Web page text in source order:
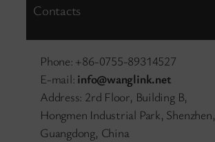
Contacts
Phone: +86-0755-89314527
E-mail: info@wanglink.net
Address: 2rd Floor, Building B,
Hongmen Industrial Park, Shenzhen,
Guangdong, China